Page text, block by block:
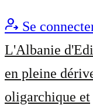
Se
L'Albanie
en pleine
oligarchique et